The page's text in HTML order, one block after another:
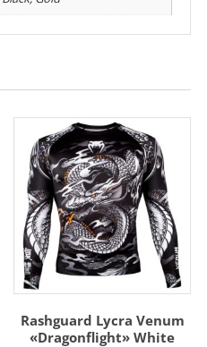
Rashguard Lycra Venum
«Dragonflight» White